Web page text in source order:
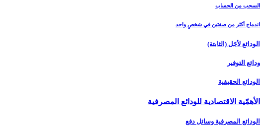
السحب من الحساب
اندماج أكثر من صفتين في شخصٍ واحد
الودائع لأجَل (الثابتة)
ودائع التوفير
الودائع الحقيقية
الأهمّية الاقتصادية للودائع المصرفية
الودائع المصرفية وسائل دفع